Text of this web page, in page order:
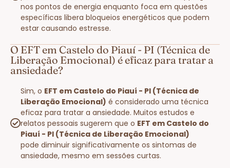
nos pontos de energia enquanto foca em questões
específicas libera bloqueios energéticos que podem
estar causando estresse.
O EFT em Castelo do Piauí - PI (Técnica de
Liberação Emocional) é eficaz para tratar a
ansiedade?
Sim, o EFT em Castelo do Piauí - PI (Técnica de
Liberação Emocional) é considerado uma técnica
eficaz para tratar a ansiedade. Muitos estudos e
relatos pessoais sugerem que o EFT em Castelo do
Piauí - PI (Técnica de Liberação Emocional)
pode diminuir significativamente os sintomas de
ansiedade, mesmo em sessões curtas.